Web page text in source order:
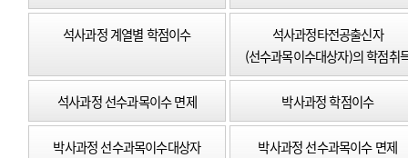
석사과정 계열별 학점이수
석사과정타전공출신자
(선수과목이수대상자)의 학점취
석사과정 선수과목이수 면제 박사과정 학점이수
박사과정 선수과목이수대상자
박사과정 선수과목이수 면제